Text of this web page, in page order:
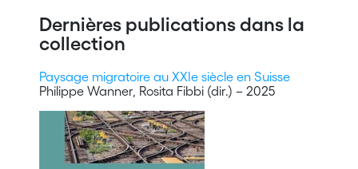
Dernières publications dans la
collection
Paysage migratoire au XXIe siècle en Suisse
Philippe Wanner, Rosita Fibbi (dir.) – 2025